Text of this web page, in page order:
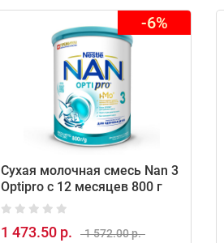
-6%
Сухая молочная смесь Nan 3
Optipro с 12 месяцев 800 г
1 473.50 р. 1 572.00 р.